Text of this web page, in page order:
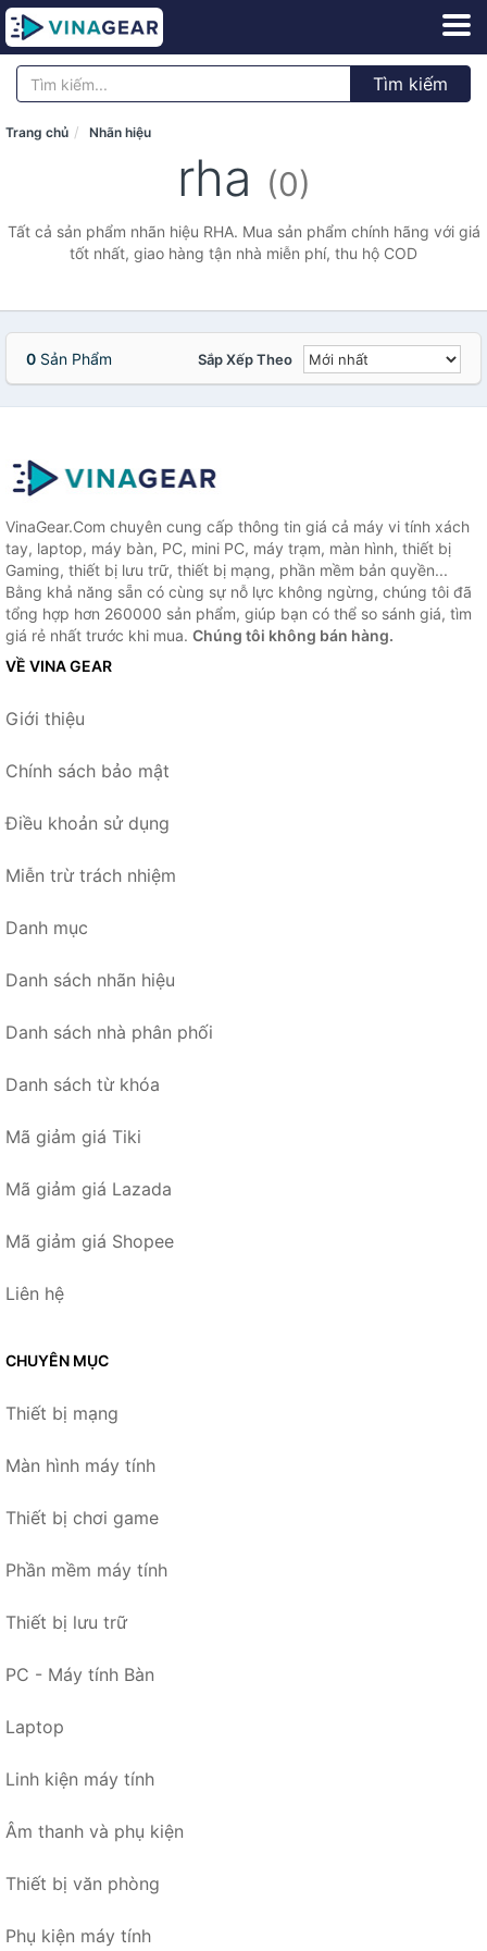
Tìm kiếm
Trang chủ Nhãn hiệu
rha (0)
Tất cả sản phẩm nhãn hiệu RHA. Mua sản phẩm chính hãng với giá
tốt nhất, giao hàng tận nhà miễn phí, thu hộ COD
0 Sản Phẩm Sắp Xếp Theo
VinaGear.Com chuyên cung cấp thông tin giá cả máy vi tính xách
tay, laptop, máy bàn, PC, mini PC, máy trạm, màn hình, thiết bị
Gaming, thiết bị lưu trữ, thiết bị mạng, phần mềm bản quyền...
Bằng khả năng sẵn có cùng sự nỗ lực không ngừng, chúng tôi đã
tổng hợp hơn 260000 sản phẩm, giúp bạn có thể so sánh giá, tìm
giá rẻ nhất trước khi mua. Chúng tôi không bán hàng.
VỀ VINA GEAR
Giới thiệu
Chính sách bảo mật
Điều khoản sử dụng
Miễn trừ trách nhiệm
Danh mục
Danh sách nhãn hiệu
Danh sách nhà phân phối
Danh sách từ khóa
Mã giảm giá Tiki
Mã giảm giá Lazada
Mã giảm giá Shopee
Liên hệ
CHUYÊN MỤC
Thiết bị mạng
Màn hình máy tính
Thiết bị chơi game
Phần mềm máy tính
Thiết bị lưu trữ
PC - Máy tính Bàn
Laptop
Linh kiện máy tính
Âm thanh và phụ kiện
Thiết bị văn phòng
Phụ kiện máy tính